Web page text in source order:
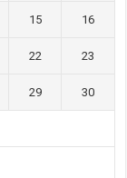
15 16
22 23
29 30